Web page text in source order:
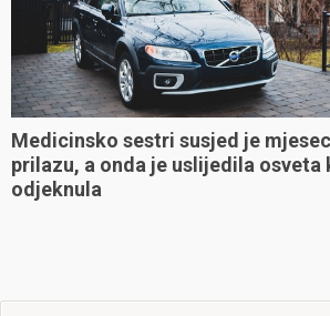
Medicinsko sestri susjed je
prilazu, a onda je uslijedila osveta
odjeknula